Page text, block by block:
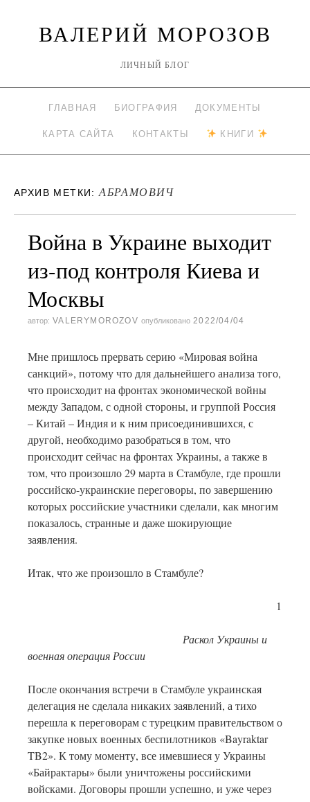
ВАЛЕРИЙ МОРОЗОВ
ЛИЧНЫЙ БЛОГ
ГЛАВНАЯ БИОГРАФИЯ ДОКУМЕНТЫ
КАРТА САЙТА КОНТАКТЫ КНИГИ
АРХИВ МЕТКИ:АБРАМОВИЧ
Война в Украине выходит
из-под контроля Киева и
Москвы
автор: VALERYMOROZOV опубликовано 2022/04/04
Мне пришлось прервать серию «Мировая война
санкций», потому что для дальнейшего анализа того,
что происходит на фронтах экономической войны
между Западом, с одной стороны, и группой Россия
– Китай – Индия и к ним присоединившихся, с
другой, необходимо разобраться в том, что
происходит сейчас на фронтах Украины, а также в
том, что произошло 29 марта в Стамбуле, где прошли
российско-украинские переговоры, по завершению
которых российские участники сделали, как многим
показалось, странные и даже шокирующие
заявления.
Итак, что же произошло в Стамбуле?
1
Раскол Украины и
военная операция России
После окончания встречи в Стамбуле украинская
делегация не сделала никаких заявлений, а тихо
перешла к переговорам с турецким правительством о
закупке новых военных беспилотников «Bayraktar
TB2». К тому моменту, все имевшиеся у Украины
«Байрактары» были уничтожены российскими
войсками. Договоры прошли успешно, и уже через